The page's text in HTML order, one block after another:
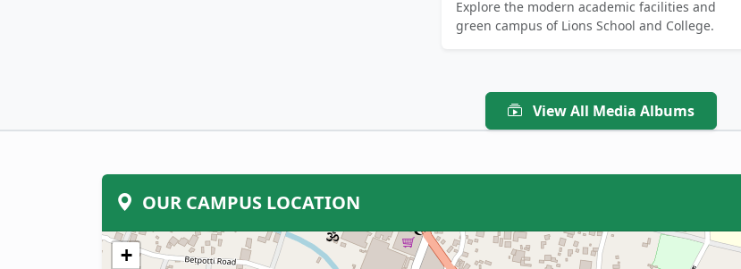
Explore the modern academic facilities and
green campus of Lions School and College.
View All Media Albums
OUR CAMPUS LOCATION
+